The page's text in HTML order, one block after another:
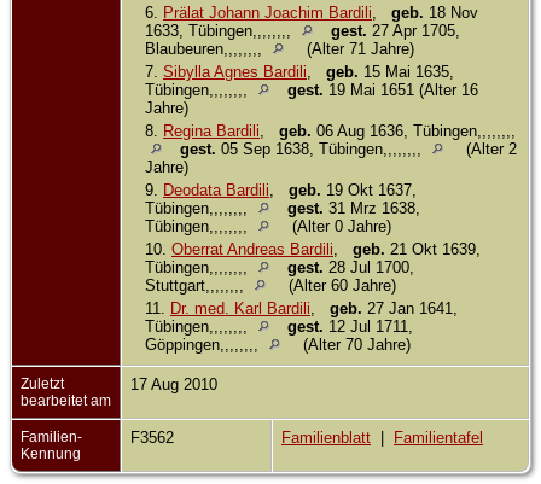
6.
Prälat Johann Joachim Bardili geb. 18 Nov
1633, Tübingen,,,,,,,,
gest. 27 Apr 1705,
Blaubeuren,,,,,,,,
(Alter 71 Jahre)
7. Sibylla Agnes Bardili geb. 15 Mai 1635,
Tübingen,,,,,,,,
gest. 19 Mai 1651 (Alter 16
Jahre)
8.
Regina Bardili geb. 06 Aug 1636, Tübingen,,,,,,,,
gest. 05 Sep 1638, Tübingen,,,,,,,,
(Alter 2
Jahre)
9.
Deodata Bardili geb. 19 Okt 1637,
Tübingen,,,,,,,,
gest. 31 Mrz 1638,
Tübingen,,,,,,,,
(Alter 0 Jahre)
10. Oberrat Andreas Bardili geb. 21 Okt 1639,
Tübingen,,,,,,,,
gest. 28 Jul 1700,
Stuttgart,,,,,,,,
(Alter 60 Jahre)
11.
Dr. med. Karl Bardili geb. 27 Jan 1641,
Tübingen,,,,,,,,
gest. 12 Jul 1711,
Göppingen,,,,,,,,
(Alter 70 Jahre)
Zuletzt
bearbeitet am
17 Aug 2010
Familien-
Kennung
F3562 Familienblatt Familientafel